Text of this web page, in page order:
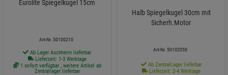
Eurolite Spiegelkugel 15cm
Art-Nr. 50100210
Ab Lager Aschheim lieferbar
Lieferzeit: 1-3 Werktage
1 sofort verfügbar , weitere Artikel ab
Zentrallager lieferbar
Halb Spiegelkugel 30cm mit
Sicherh.Motor
Art-Nr. 50102050
Ab ZentralLager lieferbar
Lieferzeit: 2-4 Werktage